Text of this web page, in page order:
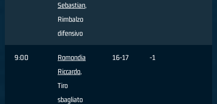
Sebastian,
Rimbalzo
difensivo
9:00
Romondia
Riccardo,
Tiro
sbagliato
16-17 -1